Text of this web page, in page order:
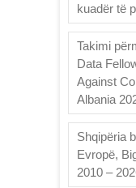
kuadër të
Takimi
Data
Against
Albania
Shqipëria
Evropë,
2010 –